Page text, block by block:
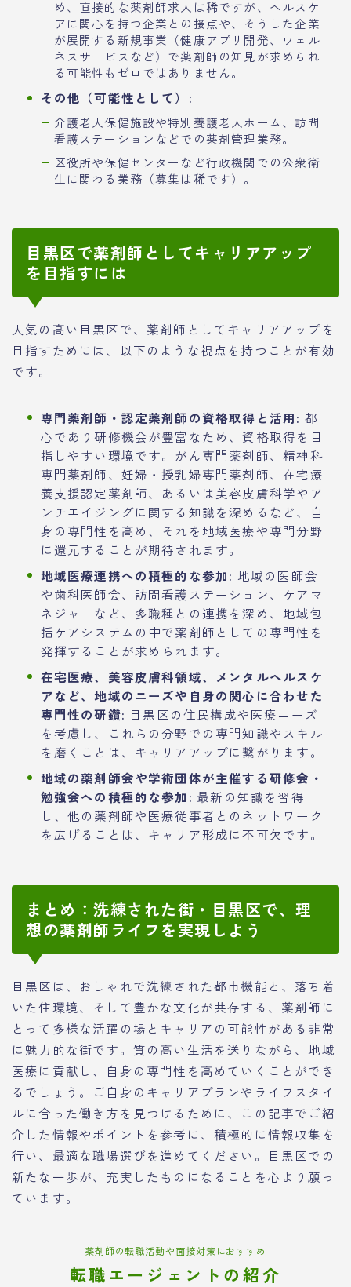
め、直接的な薬剤師求人は稀ですが、ヘルスケ
アに関心を持つ企業との接点や、そうした企業
が展開する新規事業（健康アプリ開発、ウェル
ネスサービスなど）で薬剤師の知見が求められ
る可能性もゼロではありません。
その他（可能性として）:
介護老人保健施設や特別養護老人ホーム、訪問
看護ステーションなどでの薬剤管理業務。
区役所や保健センターなど行政機関での公衆衛
生に関わる業務（募集は稀です）。
目黒区で薬剤師としてキャリアアップ
を目指すには
人気の高い目黒区で、薬剤師としてキャリアアップを
目指すためには、以下のような視点を持つことが有効
です。
専門薬剤師・認定薬剤師の資格取得と活用: 都
心であり研修機会が豊富なため、資格取得を目
指しやすい環境です。がん専門薬剤師、精神科
専門薬剤師、妊婦・授乳婦専門薬剤師、在宅療
養支援認定薬剤師、あるいは美容皮膚科学やア
ンチエイジングに関する知識を深めるなど、自
身の専門性を高め、それを地域医療や専門分野
に還元することが期待されます。
地域医療連携への積極的な参加: 地域の医師会
や歯科医師会、訪問看護ステーション、ケアマ
ネジャーなど、多職種との連携を深め、地域包
括ケアシステムの中で薬剤師としての専門性を
発揮することが求められます。
在宅医療、美容皮膚科領域、メンタルヘルスケ
アなど、地域のニーズや自身の関心に合わせた
専門性の研鑽: 目黒区の住民構成や医療ニーズ
を考慮し、これらの分野での専門知識やスキル
を磨くことは、キャリアアップに繋がります。
地域の薬剤師会や学術団体が主催する研修会・
勉強会への積極的な参加: 最新の知識を習得
し、他の薬剤師や医療従事者とのネットワーク
を広げることは、キャリア形成に不可欠です。
まとめ：洗練された街・目黒区で、理
想の薬剤師ライフを実現しよう
目黒区は、おしゃれで洗練された都市機能と、落ち着
いた住環境、そして豊かな文化が共存する、薬剤師に
とって多様な活躍の場とキャリアの可能性がある非常
に魅力的な街です。質の高い生活を送りながら、地域
医療に貢献し、自身の専門性を高めていくことができ
るでしょう。ご自身のキャリアプランやライフスタイ
ルに合った働き方を見つけるために、この記事でご紹
介した情報やポイントを参考に、積極的に情報収集を
行い、最適な職場選びを進めてください。目黒区での
新たな一歩が、充実したものになることを心より願っ
ています。
薬剤師の転職活動や面接対策におすすめ
転職エージェントの紹介